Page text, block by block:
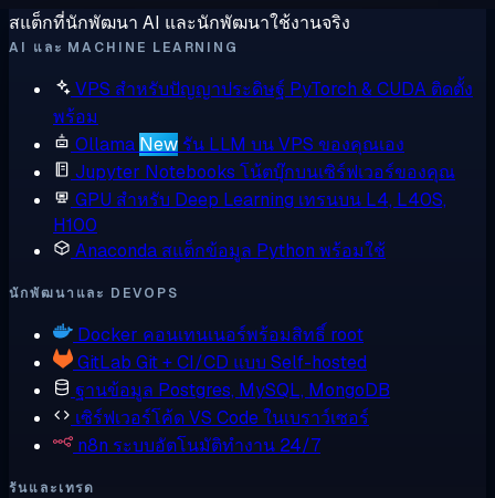
สแต็กที่นักพัฒนา AI และนักพัฒนาใช้งานจริง
AI และ MACHINE LEARNING
VPS สำหรับปัญญาประดิษฐ์ PyTorch & CUDA ติดตั้ง
พร้อม
Ollama New รัน LLM บน VPS ของคุณเอง
Jupyter Notebooks โน้ตบุ๊กบนเซิร์ฟเวอร์ของคุณ
GPU สำหรับ Deep Learning เทรนบน L4, L40S,
H100
Anaconda สแต็กข้อมูล Python พร้อมใช้
นักพัฒนาและ DEVOPS
Docker คอนเทนเนอร์พร้อมสิทธิ์ root
GitLab Git + CI/CD แบบ Self-hosted
ฐานข้อมูล Postgres, MySQL, MongoDB
เซิร์ฟเวอร์โค้ดVS Code ในเบราว์เซอร์
n8n ระบบอัตโนมัติทำงาน 24/7
รันและเทรด